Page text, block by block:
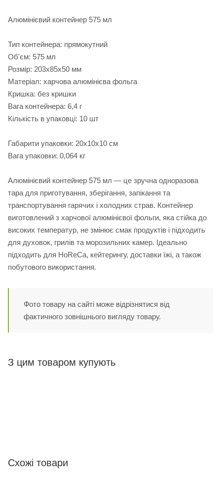
Алюмінієвий контейнер 575 мл
Тип контейнера: прямокутний
Об'єм: 575 мл
Розмір: 203x85x50 мм
Матеріал: харчова алюмінієва фольга
Кришка: без кришки
Вага контейнера: 6,4 г
Кількість в упаковці: 10 шт
Габарити упаковки: 20х10х10 см
Вага упаковки: 0,064 кг
Алюмінієвий контейнер 575 мл — це зручна одноразова
тара для приготування, зберігання, запікання та
транспортування гарячих і холодних страв. Контейнер
виготовлений з харчової алюмінієвої фольги, яка стійка до
високих температур, не змінює смак продуктів і підходить
для духовок, грилів та морозильних камер. Ідеально
підходить для HoReCa, кейтерингу, доставки їжі, а також
побутового використання.
Фото товару на сайті може відрізнятися від
фактичного зовнішнього вигляду товару.
З цим товаром купують
Схожі товари